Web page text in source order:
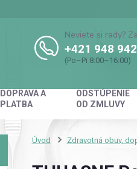
DOPRAVA A
PLATBA
ODSTÚPENIE
OD ZMLUVY
Neviete si rady?
+421 948
(Po–Pi 8:00–16:00)
Úvod Zdravotná obuv,